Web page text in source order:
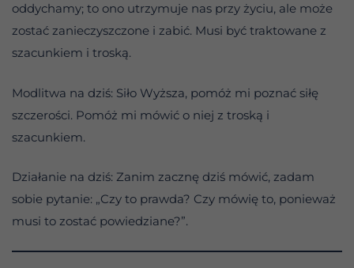
oddychamy; to ono utrzymuje nas przy życiu, ale może
zostać zanieczyszczone i zabić. Musi być traktowane z
szacunkiem i troską.
Modlitwa na dziś: Siło Wyższa, pomóż mi poznać siłę
szczerości. Pomóż mi mówić o niej z troską i
szacunkiem.
Działanie na dziś: Zanim zacznę dziś mówić, zadam
sobie pytanie: „Czy to prawda? Czy mówię to, ponieważ
musi to zostać powiedziane?”.